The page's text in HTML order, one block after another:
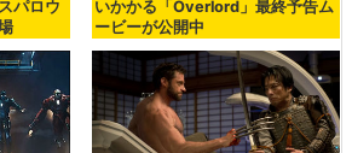
パロウ
いかかる「Overlord」最終予告ム
ービーが公開中